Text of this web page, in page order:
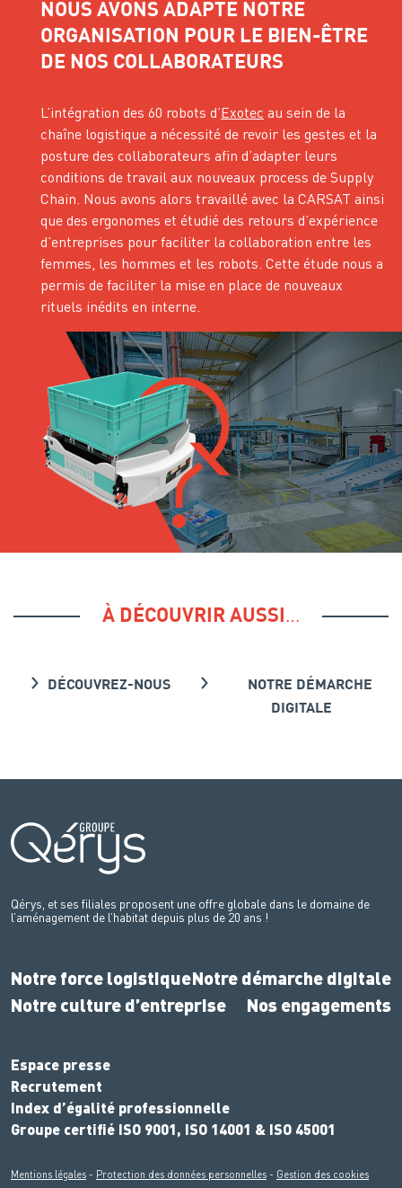
NOUS AVONS ADAPTÉ NOTRE
ORGANISATION POUR LE BIEN-ÊTRE
DE NOS COLLABORATEURS
L’intégration des 60 robots d’Exotec au sein de la
chaîne logistique a nécessité de revoir les gestes et la
posture des collaborateurs afin d’adapter leurs
conditions de travail aux nouveaux process de Supply
Chain. Nous avons alors travaillé avec la CARSAT ainsi
que des ergonomes et étudié des retours d’expérience
d’entreprises pour faciliter la collaboration entre les
femmes, les hommes et les robots. Cette étude nous a
permis de faciliter la mise en place de nouveaux
rituels inédits en interne.
À DÉCOUVRIR AUSSI…
DÉCOUVREZ-NOUS
NOTRE DÉMARCHE
DIGITALE
Qérys, et ses filiales proposent une offre globale dans le domaine de
l’aménagement de l’habitat depuis plus de 20 ans !
Notre force logistiqueNotre démarche digitale
Notre culture d’entreprise
Nos engagements
Espace presse
Recrutement
Index d’égalité professionnelle
Groupe certifié ISO 9001, ISO 14001 & ISO 45001
Mentions légales - Protection des données personnelles - Gestion des cookies